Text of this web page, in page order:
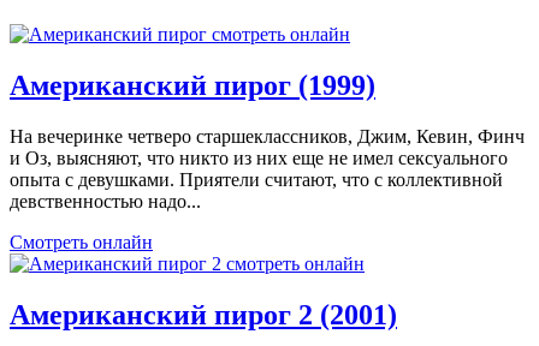
Американский пирог (1999)
На вечеринке четверо старшеклассников, Джим, Кевин, Финч
и Оз, выясняют, что никто из них еще не имел сексуального
опыта с девушками. Приятели считают, что с коллективной
девственностью надо...
Смотреть онлайн
Американский пирог 2 (2001)